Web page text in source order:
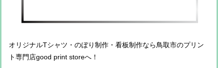
オリジナルTシャツ・のぼり制作・看板制作なら鳥取市のプリン
ト専門店good print storeへ！